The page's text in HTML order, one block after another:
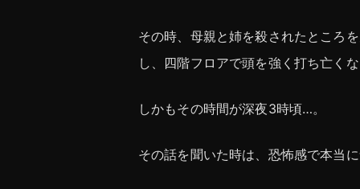
その時、母親と姉を殺されたところ
し、四階フロアで頭を強く打ち亡く
しかもその時間が深夜3時頃…。
その話を聞いた時は、恐怖感で本当